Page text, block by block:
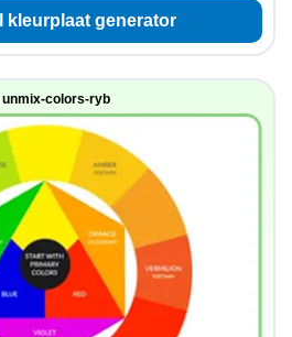
kleurplaat generator
unmix-colors-ryb